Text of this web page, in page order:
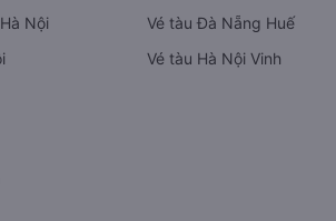
Nội
Vé tàu Đà Nẵng Huế
Vé tàu Hà Nội Vinh